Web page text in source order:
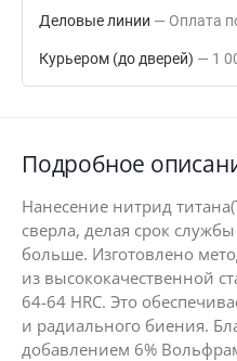
Деловые линии Оплата
Курьером (до дверей) 1
Подробное
Нанесение нитрид
сверла, делая срок
больше. Изготовлено
из высококачественной
64-64 HRC. Это
и радиального биения.
добавлением 6%